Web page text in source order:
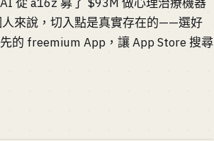
人來說，切入點是真實存在的——選好
的 freemium App，讓 App Store 搜尋